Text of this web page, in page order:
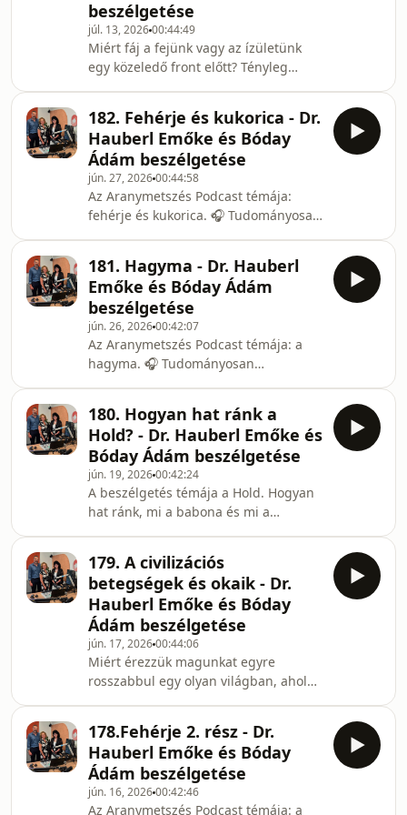
blogjáról, amely egy egyéves
személyes vállalásból született. Az
írások a hétköznapok apró történésein
keresztül hívnak megállásra,
önreflexióra és tudatosabb
jelenlétre.A beszélg
beszélgetése
júl. 13, 202600:44:49
Miért fáj a fejünk vagy az ízületünk
egy közeledő front előtt? Tényleg
Csilla, Dr. Hauberl Emőke és Bóday
Ádám a frontérzékenység jelenségét
járják körül tudományos,
természetgyógyászati és élettani
szempontból.A beszélgetés során szó
esik arról, hogy a légköri változások, a
légnyomás, az elektromágneses
hatások és a környezetünk fi
182. Fehérje és kukorica - Dr.
Hauberl Emőke és Bóday
Ádám beszélgetése
jún. 27, 202600:44:58
Az Aranymetszés Podcast témája:
fehérje és kukorica. 🎧 Tudományosan
testközelből.✨Aranymetszés a
tökéletesség
szimbólumaBeszélgetések közel egy
órán át - minden héten a Vörösmarty
Rádióban. A test, szellem és lélek
egysége, testünk bonyolult
mechanizmusainak áttekintése a
modern kori kutatások, felfedezések
tükrébenDr. Hauberl Emőke
természetgyógyász, kinez
181. Hagyma - Dr. Hauberl
Emőke és Bóday Ádám
beszélgetése
jún. 26, 202600:42:07
Az Aranymetszés Podcast témája: a
hagyma. 🎧 Tudományosan
testközelből.✨Aranymetszés a
tökéletesség
szimbólumaBeszélgetések közel egy
órán át - minden héten a Vörösmarty
Rádióban. A test, szellem és lélek
egysége, testünk bonyolult
mechanizmusainak áttekintése a
modern kori kutatások, felfedezések
tükrébenDr. Hauberl Emőke
természetgyógyász, kineziológus és
180. Hogyan hat ránk a
Hold? - Dr. Hauberl Emőke és
Bóday Ádám beszélgetése
jún. 19, 202600:42:24
A beszélgetés témája a Hold. Hogyan
hat ránk, mi a babona és mi a
szimbólumaBeszélgetések közel egy
órán át - minden héten a Vörösmarty
Rádióban. A test, szellem és lélek
egysége, testünk bonyolult
mechanizmusainak áttekintése a
modern kori kutatások, felfedezések
tükrébenDr. Hauberl Emőke
természetgyógyász, kineziológus és
Bóday Ádám kutatómérnök érthetően,
s
179. A civilizációs
betegségek és okaik - Dr.
Hauberl Emőke és Bóday
Ádám beszélgetése
jún. 17, 202600:44:06
Miért érezzük magunkat egyre
rosszabbul egy olyan világban, ahol
Ebben az adásban a civilizációs
betegségek mélyére ásunk, és
feltárjuk azokat az okokat, amelyek a
modern életmódunkból
178.Fehérje 2. rész - Dr.
Hauberl Emőke és Bóday
Ádám beszélgetése
jún. 16, 202600:42:46
Az Aranymetszés Podcast témája: a